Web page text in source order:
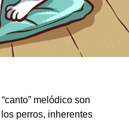
melódico son
perros, inherentes